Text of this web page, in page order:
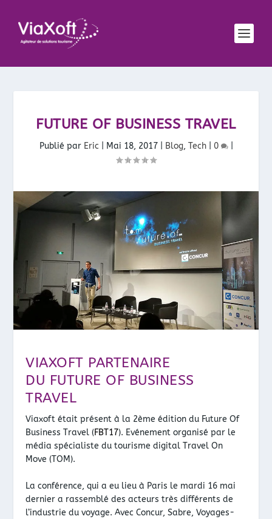
FUTURE OF BUSINESS TRAVEL
Publié par Eric Mai 18, 2017| Blog, Tech| 0 |
VIAXOFT PARTENAIRE
DU FUTURE OF BUSINESS
TRAVEL
Viaxoft était présent à la 2ème édition du Future Of
Business Travel (FBT17). Evénement organisé par le
média spécialiste du tourisme digital Travel On
Move (TOM).
La conférence, qui a eu lieu à Paris le mardi 16 mai
dernier a rassemblé des acteurs très différents de
l’industrie du voyage. Avec Concur, Sabre, Voyages-